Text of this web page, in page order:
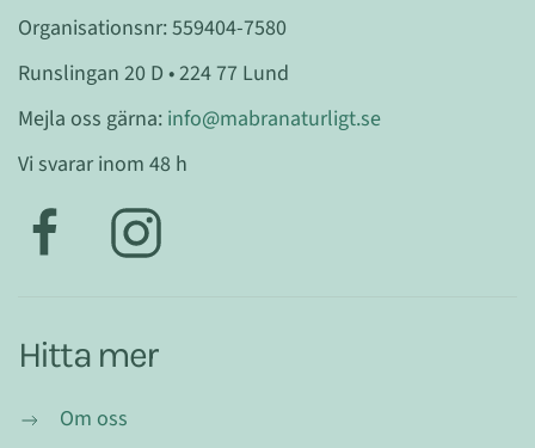
Organisationsnr: 559404-7580
Runslingan 20 D • 224 77 Lund
Mejla oss gärna: info@mabranaturligt.se
Vi svarar inom 48 h
Hitta mer
Om oss